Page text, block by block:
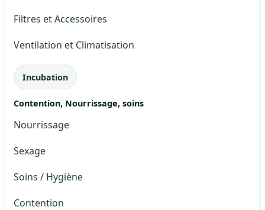
Filtres et Accessoires
Ventilation et Climatisation
Incubation
Contention, Nourrissage, soins
Nourrissage
Sexage
Soins / Hygiène
Contention